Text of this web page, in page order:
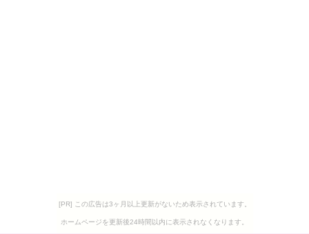
[PR] この広告は3ヶ月以上更新がないため表示されています。
ホームページを更新後24時間以内に表示されなくなります。